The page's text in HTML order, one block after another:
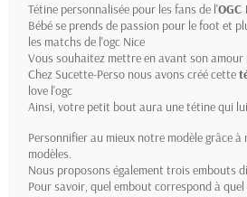
Tétine personnalisée pour les fans de l'OGC
Bébé se prends de passion pour le foot et
les matchs de l'ogc Nice
Vous souhaitez mettre en avant son
Chez Sucette-Perso nous avons créé cette
love l'ogc
Ainsi, votre petit bout aura une tétine qui
Personnifier au mieux notre modèle grâce
modèles.
Nous proposons également trois embouts
Pour savoir, quel embout correspond à